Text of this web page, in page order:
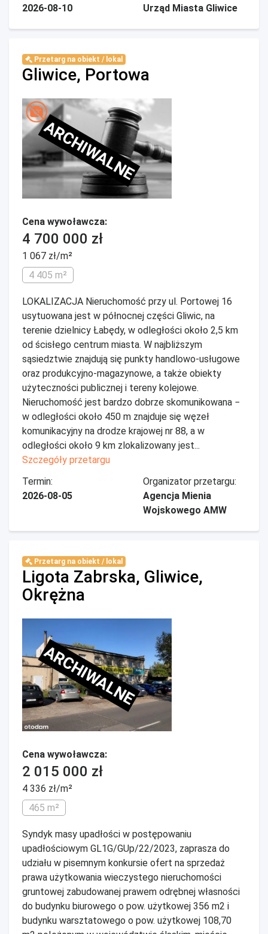
2026-08-10
Urząd Miasta Gliwice
Przetarg na obiekt / lokal
Gliwice, Portowa
ARCHIWALNE
Cena wywoławcza:
4 700 000 zł
1 067 zł/m²
4 405 m²
LOKALIZACJA Nieruchomość przy ul. Portowej 16
usytuowana jest w północnej części Gliwic, na
terenie dzielnicy Łabędy, w odległości około 2,5 km
od ścisłego centrum miasta. W najbliższym
sąsiedztwie znajdują się punkty handlowo-usługowe
oraz produkcyjno-magazynowe, a także obiekty
użyteczności publicznej i tereny kolejowe.
Nieruchomość jest bardzo dobrze skomunikowana −
w odległości około 450 m znajduje się węzeł
komunikacyjny na drodze krajowej nr 88, a w
odległości około 9 km zlokalizowany jest...
Szczegóły przetargu
Termin:
2026-08-05
Organizator przetargu:
Agencja Mienia
Wojskowego AMW
Przetarg na obiekt / lokal
Ligota Zabrska, Gliwice,
Okrężna
ARCHIWALNE
Cena wywoławcza:
2 015 000 zł
4 336 zł/m²
465 m²
Syndyk masy upadłości w postępowaniu
upadłościowym GL1G/GUp/22/2023, zaprasza do
udziału w pisemnym konkursie ofert na sprzedaż
prawa użytkowania wieczystego nieruchomości
gruntowej zabudowanej prawem odrębnej własności
do budynku biurowego o pow. użytkowej 356 m2 i
budynku warsztatowego o pow. użytkowej 108,70